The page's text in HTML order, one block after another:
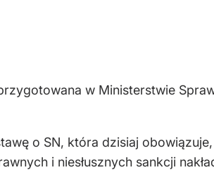
w Ministerstwie
o SN, która dzisiaj
i niesłusznych sankcji